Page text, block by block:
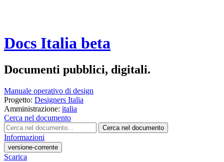
Docs Italia beta
Documenti pubblici, digitali.
Manuale operativo di design
Progetto: Designers Italia
Amministrazione: italia
Cerca nel documento
Cerca nel documento
Informazioni
versione-corrente
Scarica